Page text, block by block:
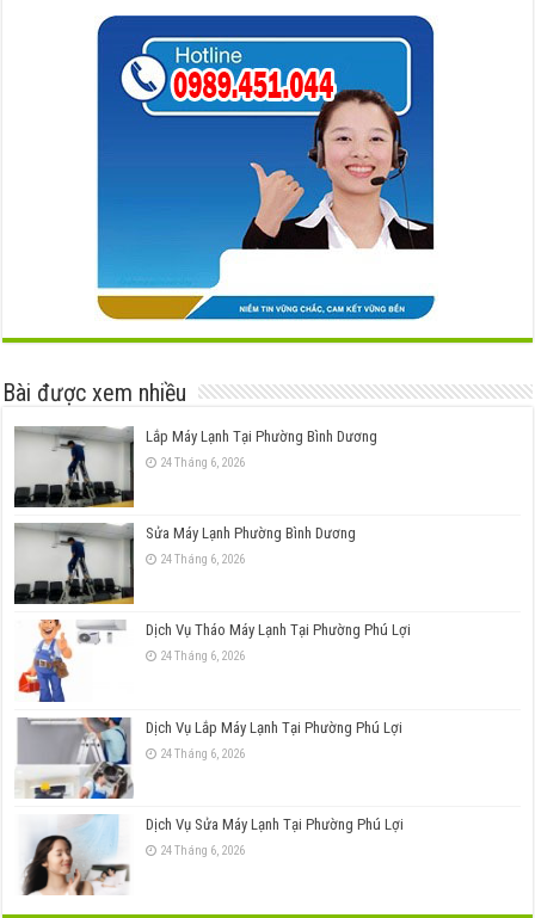
Bài được xem nhiều
Lắp Máy Lạnh Tại Phường Bình Dương
24 Tháng 6, 2026
Sửa Máy Lạnh Phường Bình Dương
24 Tháng 6, 2026
Dịch Vụ Tháo Máy Lạnh Tại Phường Phú Lợi
24 Tháng 6, 2026
Dịch Vụ Lắp Máy Lạnh Tại Phường Phú Lợi
24 Tháng 6, 2026
Dịch Vụ Sửa Máy Lạnh Tại Phường Phú Lợi
24 Tháng 6, 2026